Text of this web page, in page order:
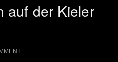
auf der Kieler